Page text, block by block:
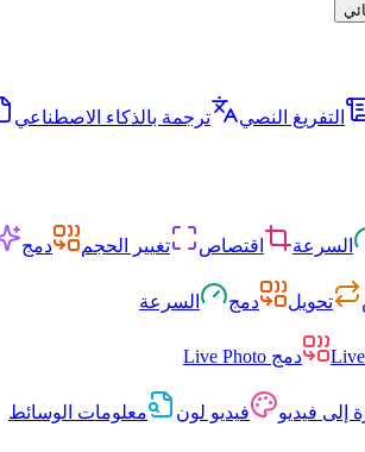
التفريغ النصي ترجمة بالذكاء الاصطناعي
السرعة اقتصاص تغيير الحجم دمج
تحويل دمج
السرعة
دمج Live Photo
إلى فيديو فيديو لون
معلومات الوسائط